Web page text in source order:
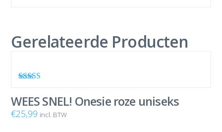
Gerelateerde Producten
5.00uit 5
WEES SNEL! Onesie roze uniseks
€25,99 incl. BTW